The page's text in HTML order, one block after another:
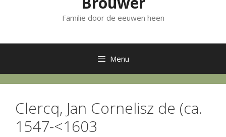
Familie door de eeuwen heen
Menu
Clercq, Jan Cornelisz de (ca.
1547-<1603